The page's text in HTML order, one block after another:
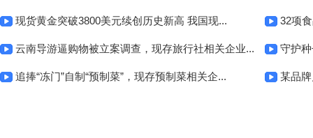
现货黄金突破3800美元续创历史新高 我国现... 32项
云南导游逼购物被立案调查，现存旅行社相关企业... 守护
追捧“冻门”自制“预制菜”，现存预制菜相关企... 某品